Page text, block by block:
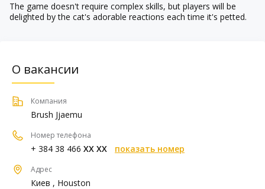
The game doesn't require complex skills, but players will be
delighted by the cat's adorable reactions each time it's petted.
О вакансии
Компания
Brush Jjaemu
Номер телефона
+ 384 38 466 XX XX показать номер
Адрес
Киев , Houston